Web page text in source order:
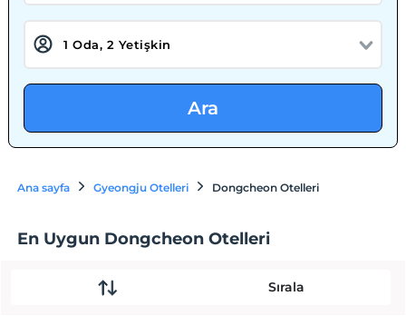
Ara
Ana sayfa Gyeongju Otelleri Dongcheon Otelleri
En Uygun Dongcheon Otelleri
Sırala